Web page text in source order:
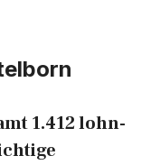
1.412 lohn-